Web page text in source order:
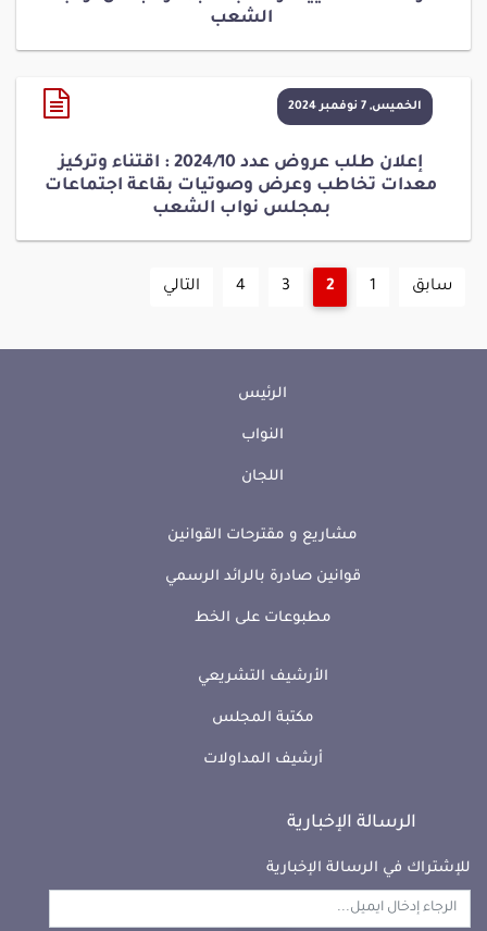
الشعب
الخميس, 7 نوفمبر 2024
إعلان طلب عروض عدد 2024/10 : اقتناء وتركيز
معدات تخاطب وعرض وصوتيات بقاعة اجتماعات
بمجلس نواب الشعب
سابق 1
2
3
4 التالي
الرئيس
النواب
اللجان
مشاريع و مقترحات القوانين
قوانين صادرة بالرائد الرسمي
مطبوعات على الخط
الأرشيف التشريعي
مكتبة المجلس
أرشيف المداولات
الرسالة الإخبارية
للإشتراك في الرسالة الإخبارية